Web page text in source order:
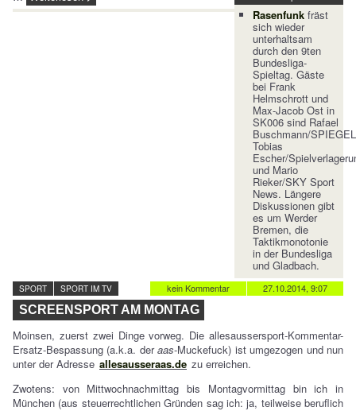
Rasenfunkfräst
sich wieder
unterhaltsam
durch den 9ten
Bundesliga-
Spieltag. Gäste
bei Frank
Helmschrott und
Max-Jacob Ost in
SK006 sind Rafael
Buschmann/
Tobias
Escher/
und Mario
Rieker/SKY Sport
News. Längere
Diskussionen gibt
es um Werder
Bremen, die
Taktikmonotonie
in der Bundesliga
und Gladbach.
27.10.2014, 9:07
kein Kommentar
SPORT SPORT IM TV
SCREENSPORT AM MONTAG
Moinsen, zuerst zwei Dinge vorweg. Die allesaussersport-Kommentar-
Ersatz-Bespassung (a.k.a. deraas-Muckefuck) ist umgezogen und nun
unter der Adresse allesausseraas.de zu erreichen.
Zwotens: von Mittwochnachmittag bis Montagvormittag bin ich in
München (aus steuerrechtlichen Gründen sag ich: ja, teilweise beruflich